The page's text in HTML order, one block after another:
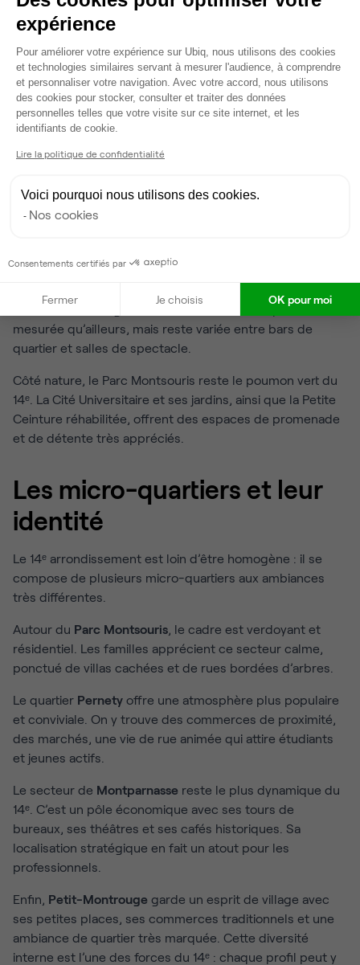
catacombes offrent une plongée fascinante dans le
Les habitants profitent aussi d’espaces culturels de
proximité : théâtres de quartier, cinémas d’art et d’essai,
petites galeries d’art, notamment autour de
Montparnasse et Denfert-Rochereau. Ces adresses
renforcent l’ancrage artistique et créatif du quartier.
Sorties, gastronomie et
La gastronomie tient une place importante : bistrots
conviviaux rue Daguerre. La vie nocturne est plus
mesurée qu’ailleurs, mais reste variée entre bars de
quartier et salles de spectacle.
Côté nature, le Parc Montsouris reste le poumon vert du
14ᵉ. La Cité Universitaire et ses jardins, ainsi que la Petite
Ceinture réhabilitée, offrent des espaces de promenade
et de détente très appréciés.
Les micro-quartiers et leur
identité
Le 14ᵉ arrondissement est loin d’être homogène : il se
compose de plusieurs micro-quartiers aux ambiances
très différentes.
Autour du Parc Montsouris, le cadre est verdoyant et
résidentiel. Les familles apprécient ce secteur calme,
ponctué de villas cachées et de rues bordées d’arbres.
Le quartier Pernety offre une atmosphère plus populaire
et conviviale. On y trouve des commerces de proximité,
des marchés, une vie de rue animée qui attire étudiants
et jeunes actifs.
Le secteur de Montparnasse reste le plus dynamique du
14ᵉ. C’est un pôle économique avec ses tours de
bureaux, ses théâtres et ses cafés historiques. Sa
localisation stratégique en fait un atout pour les
professionnels.
Enfin, Petit-Montrouge garde un esprit de village avec
ses petites places, ses commerces traditionnels et une
ambiance de quartier très marquée. Cette diversité
interne est l’une des forces du 14ᵉ : chaque profil peut y
expérience
Plateforme de Gestion du
Pour améliorer votre expérience sur Ubiq, nous utilisons des cookies
et technologies similaires servant à mesurer l'audience, à comprendre
et personnaliser votre navigation. Avec votre accord, nous utilisons
des cookies pour stocker, consulter et traiter des données
personnelles telles que votre visite sur ce site internet, et les
identifiants de cookie.
Lire la politique de confidentialité
Voici pourquoi nous utilisons des cookies.
Nos cookies
Consentements certifiés par
Fermer Je choisis OK pour moi